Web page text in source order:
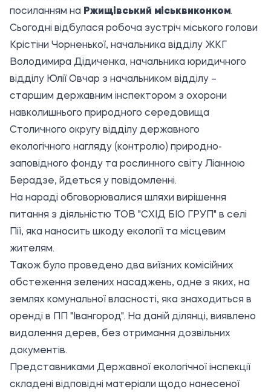
посиланням на Ржищівський міськвиконком.
Сьогодні відбулася робоча зустріч міського голови
Крістіни Чорненької, начальника відділу ЖКГ
Володимира Дідиченка, начальника юридичного
відділу Юлії Овчар з начальником відділу –
старшим державним інспектором з охорони
навколишнього природного середовища
Столичного округу відділу державного
екологічного нагляду (контролю) природно-
заповідного фонду та рослинного світу Ліанною
Берадзе, йдеться у повідомленні.
На нараді обговорювалися шляхи вирішення
питання з діяльністю ТОВ "СХІД БІО ГРУП" в селі
Пії, яка наносить шкоду екології та місцевим
жителям.
Також було проведено два виїзних комісійних
обстеження зелених насаджень, одне з яких, на
землях комунальної власності, яка знаходиться в
оренді в ПП "Івангород". На даній ділянці, виявлено
видалення дерев, без отримання дозвільних
документів.
Представниками Державної екологічної інспекції
складені відповідні матеріали щодо нанесеної